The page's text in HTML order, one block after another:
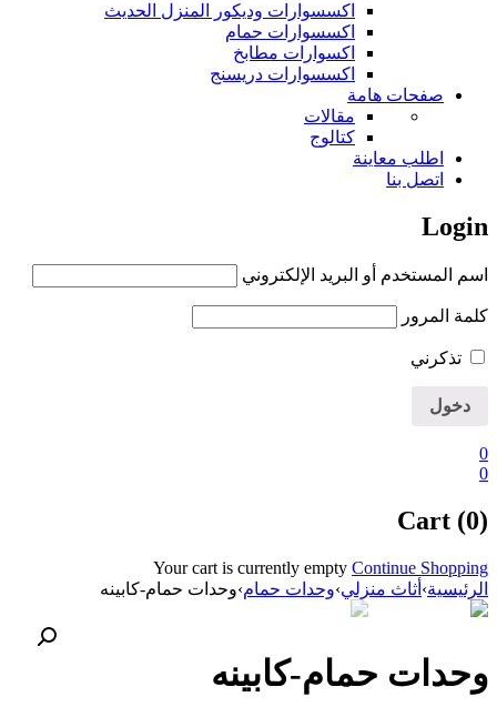
اكسسوارات وديكور المنزل الحديث
اكسسوارات حمام
اكسوارات مطابخ
اكسسوارات دريسنج
صفحات هامة
مقالات
كتالوج
اطلب معاينة
اتصل بنا
Login
اسم المستخدم أو البريد الإلكتروني
كلمة المرور
تذكرني
0
0
Cart (0)
Your cart is currently empty Continue Shopping
الرئيسية› أثاث منزلي›وحدات حمام›وحدات حمام-كابينه
وحدات حمام-كابينه